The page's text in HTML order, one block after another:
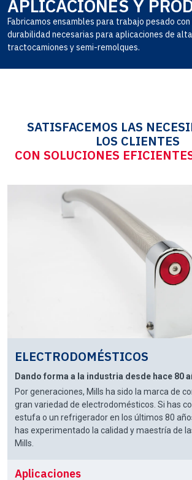
APLICACIONES Y
Fabricamos ensambles para trabajo pesado
durabilidad necesarias para aplicaciones de
tractocamiones y semi-remolques.
SATISFACEMOS LAS
LOS CLIENTES
CON SOLUCIONES
ELECTRODOMÉSTICOS
Dando forma a la industria desde hace 80
Por generaciones, Mills ha sido la marca de
gran variedad de electrodomésticos. Si has
estufa o un refrigerador en los últimos 80
has experimentado la calidad y maestría de
Mills.
Aplicaciones